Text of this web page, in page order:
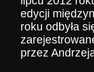
edycji
roku odbyła
przez